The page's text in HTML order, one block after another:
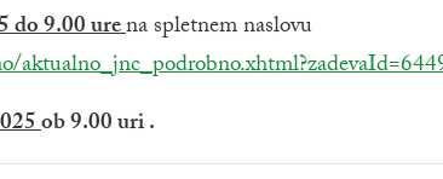
do 9.00 urena spletnem naslovu
ob 9.00 uri .